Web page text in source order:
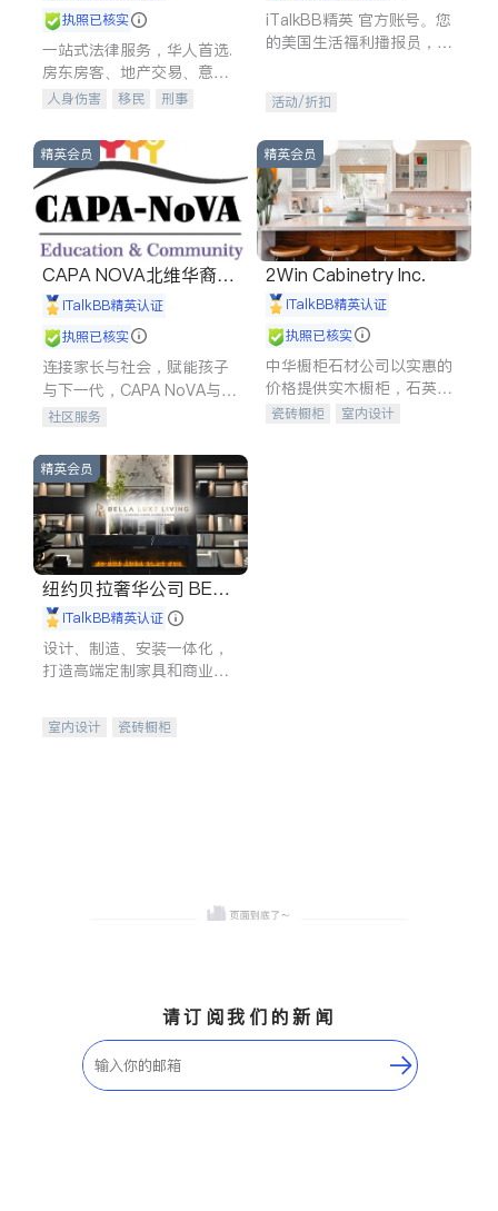
执照已核实
一站式法律服务，华人首选.
房东房客、地产交易、意外
伤害、车祸重伤、商业诉
建筑合同、刑事案件全包办
人身伤害 移民
刑事
信托/遗嘱
商业
索赔
律师-其它 保释
iTalkBB精英 官方账号。您
的美国生活福利播报员，精
专属福利。
活动/折扣
精英会员
CAPA NOVA北维华裔家
长会iTalkBB精英认证
执照已核实
连接家长与社会，赋能孩子
与下一代，CAPA NoVA与您
携手建设包容、公平、充满
社区服务
精英会员
2Win Cabinetry Inc.
iTalkBB精英认证
执照已核实
中华橱柜石材公司以实惠的
价格提供实木橱柜，石英石
台面，多种优质不锈钢水
瓷砖橱柜
室内设计
精英会员
纽约贝拉奢华公司 BELL
A LUXE
iTalkBB精英认证
设计、制造、安装一体化，
打造高端定制家具和商业空
室内设计
瓷砖橱柜
请订阅我们的新闻